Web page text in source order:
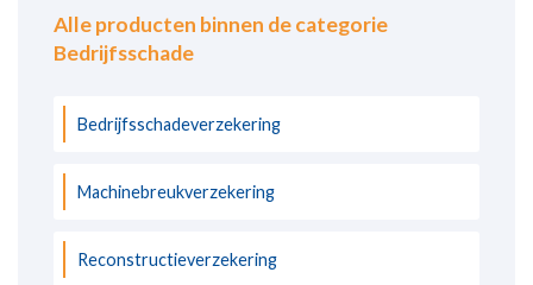
Alle producten binnen de categorie
Bedrijfsschade
Bedrijfsschadeverzekering
Machinebreukverzekering
Reconstructieverzekering